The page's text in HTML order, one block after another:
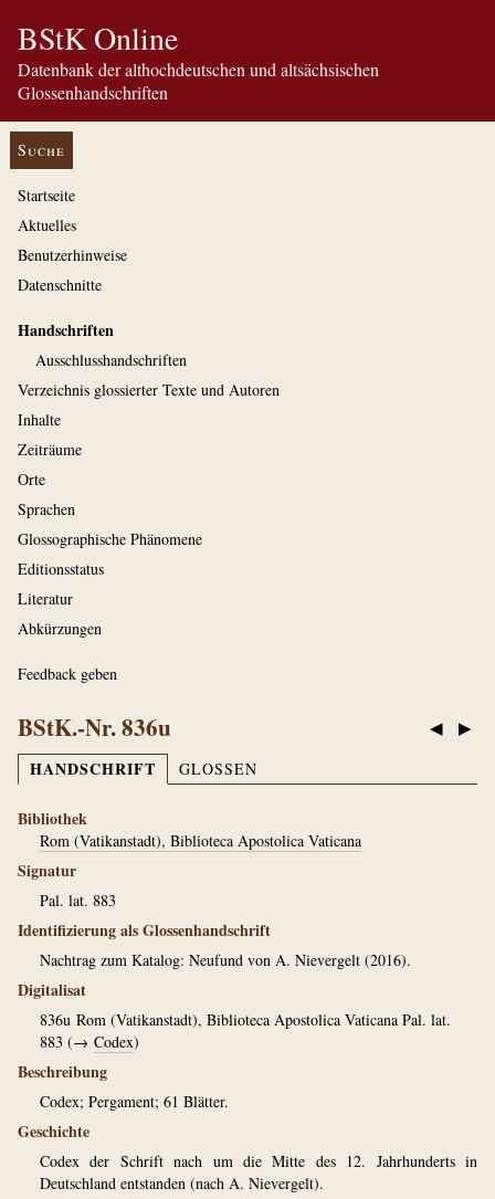
BStK Online
Datenbank der althochdeutschen und altsächsischen
Glossenhandschriften
Suche
Startseite
Aktuelles
Benutzerhinweise
Datenschnitte
Handschriften
Ausschluss­handschriften
Verzeichnis glossierter Texte und Autoren
Inhalte
Zeiträume
Orte
Sprachen
Glossographische Phänomene
Editionsstatus
Literatur
Abkürzungen
Feedback geben
◀ ▶
BStK.-Nr. 836u
HANDSCHRIFT GLOSSEN
Bibliothek
Rom (Vatikanstadt), Biblioteca Apostolica Vaticana
Signatur
Pal. lat. 883
Identifizierung als Glossenhandschrift
Nachtrag zum Katalog: Neufund von A. Nievergelt (2016).
Digitalisat
836u Rom (Vatikanstadt), Biblioteca Apostolica Vaticana Pal. lat.
883 (→ Codex)
Beschreibung
Codex; Pergament; 61 Blätter.
Geschichte
Codex der Schrift nach um die Mitte des 12. Jahrhunderts in
Deutschland entstanden (nach A. Nievergelt).